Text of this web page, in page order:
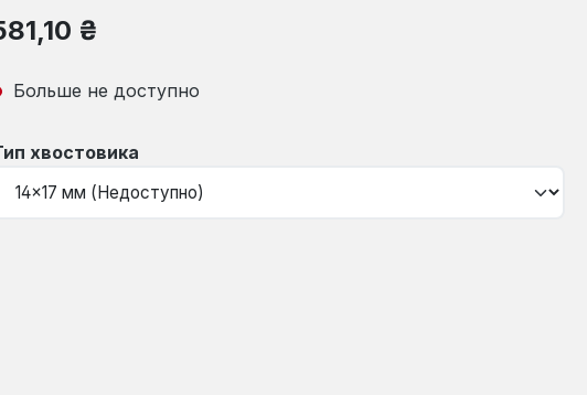
цена:
₴
Больше не доступно
хвостовика